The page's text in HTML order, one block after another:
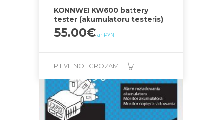
KONNWEI KW600 battery
tester (akumulatoru testeris)
55.00€ ar PVN
PIEVIENOT GROZAM